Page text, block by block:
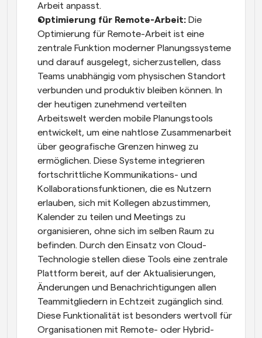
Arbeit anpasst.
Optimierung für Remote-Arbeit: Die
Optimierung für Remote-Arbeit ist eine
zentrale Funktion moderner Planungssysteme
und darauf ausgelegt, sicherzustellen, dass
Teams unabhängig vom physischen Standort
verbunden und produktiv bleiben können. In
der heutigen zunehmend verteilten
Arbeitswelt werden mobile Planungstools
entwickelt, um eine nahtlose Zusammenarbeit
über geografische Grenzen hinweg zu
ermöglichen. Diese Systeme integrieren
fortschrittliche Kommunikations- und
Kollaborationsfunktionen, die es Nutzern
erlauben, sich mit Kollegen abzustimmen,
Kalender zu teilen und Meetings zu
organisieren, ohne sich im selben Raum zu
befinden. Durch den Einsatz von Cloud-
Technologie stellen diese Tools eine zentrale
Plattform bereit, auf der Aktualisierungen,
Änderungen und Benachrichtigungen allen
Teammitgliedern in Echtzeit zugänglich sind.
Diese Funktionalität ist besonders wertvoll für
Organisationen mit Remote- oder Hybrid-